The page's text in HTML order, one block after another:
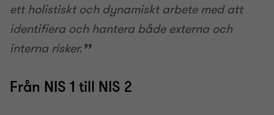
ett holistiskt och dynamiskt arbete med att
identifiera och hantera både externa och
interna risker.
Från NIS 1 till NIS 2